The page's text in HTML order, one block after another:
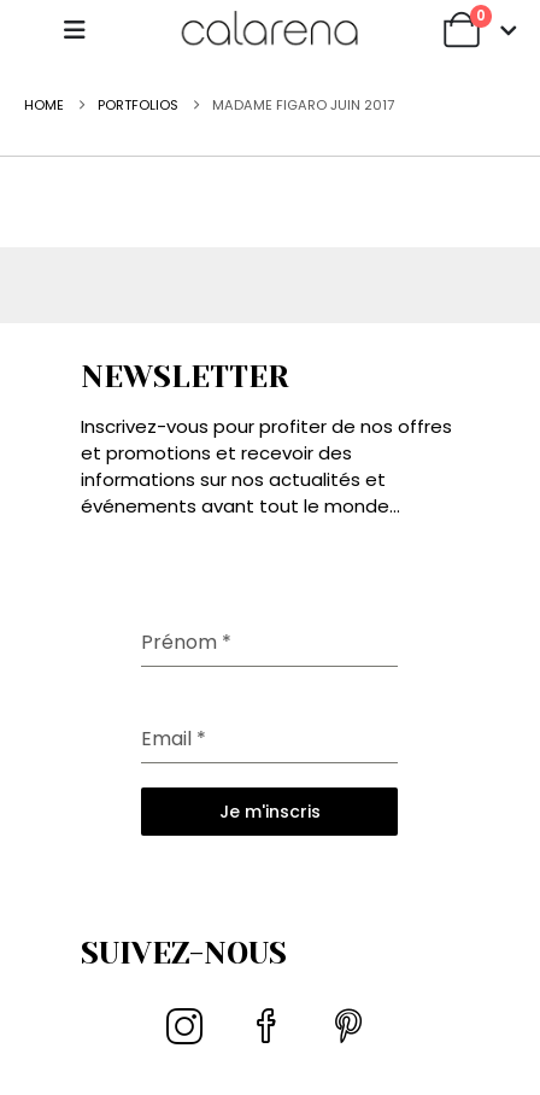
0
HOME PORTFOLIOS MADAME FIGARO JUIN 2017
NEWSLETTER
Inscrivez-vous pour profiter de nos offres
et promotions et recevoir des
informations sur nos actualités et
événements avant tout le monde...
Prénom *
Email *
Je m'inscris
SUIVEZ-NOUS